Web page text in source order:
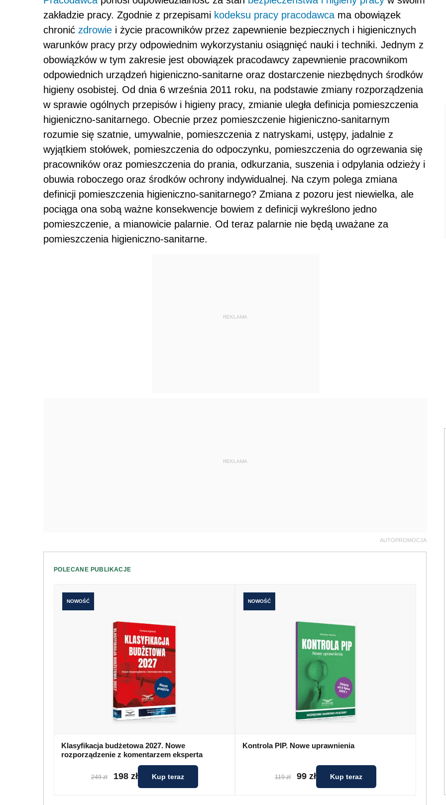
zakładzie pracy. Zgodnie z przepisami kodeksu pracy pracodawca ma obowiązek
chronić zdrowie i życie pracowników przez zapewnienie bezpiecznych i higienicznych
warunków pracy przy odpowiednim wykorzystaniu osiągnięć nauki i techniki. Jednym z
obowiązków w tym zakresie jest obowiązek pracodawcy zapewnienie pracownikom
odpowiednich urządzeń higieniczno-sanitarne oraz dostarczenie niezbędnych środków
higieny osobistej. Od dnia 6 września 2011 roku, na podstawie zmiany rozporządzenia
w sprawie ogólnych przepisów i higieny pracy, zmianie uległa definicja pomieszczenia
higieniczno-sanitarnego. Obecnie przez pomieszczenie higieniczno-sanitarnym
rozumie się szatnie, umywalnie, pomieszczenia z natryskami, ustępy, jadalnie z
wyjątkiem stołówek, pomieszczenia do odpoczynku, pomieszczenia do ogrzewania się
pracowników oraz pomieszczenia do prania, odkurzania, suszenia i odpylania odzieży i
obuwia roboczego oraz środków ochrony indywidualnej. Na czym polega zmiana
definicji pomieszczenia higieniczno-sanitarnego? Zmiana z pozoru jest niewielka, ale
pociąga ona sobą ważne konsekwencje bowiem z definicji wykreślono jedno
pomieszczenie, a mianowicie palarnie. Od teraz palarnie nie będą uważane za
pomieszczenia higieniczno-sanitarne.
REKLAMA
REKLAMA
AUTOPROMOCJA
POLECANE PUBLIKACJE
NOWOŚĆ
Klasyfikacja budżetowa 2027. Nowe
rozporządzenie z komentarzem eksperta
249 zł 198 zł Kup teraz
NOWOŚĆ
Kontrola PIP. Nowe uprawnienia
119 zł 99 zł Kup teraz